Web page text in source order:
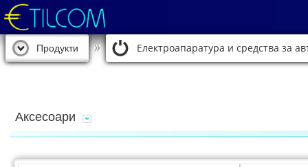
Продукти Електроапаратура и средства за
Аксесоари